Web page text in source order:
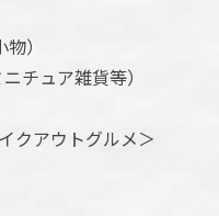
）
チュア雑貨等）
クアウトグルメ＞